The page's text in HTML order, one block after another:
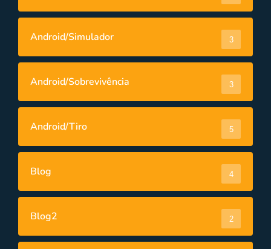
Android/Simulador 3
Android/Sobrevivência 3
Android/Tiro 5
Blog 4
Blog2 2